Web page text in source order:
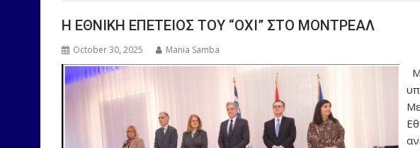
Η ΕΘΝΙΚΗ ΕΠΕΤΕΙΟΣ ΤΟΥ “ΟΧΙ” ΣΤΟ ΜΟΝΤΡΕΑΛ
October 30, 2025 Mania Samba